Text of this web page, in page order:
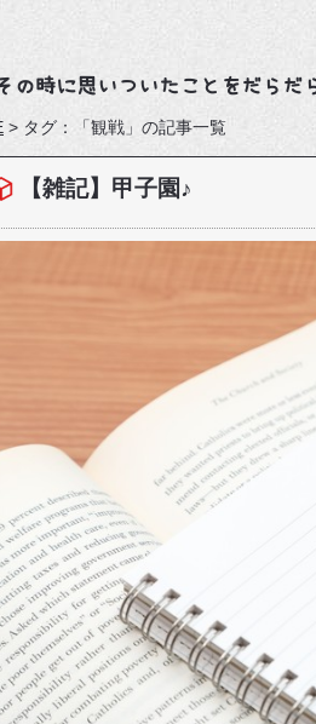
時に思いついたことをだらだ
> タグ：「観戦」の記事一覧
【雑記】甲子園♪